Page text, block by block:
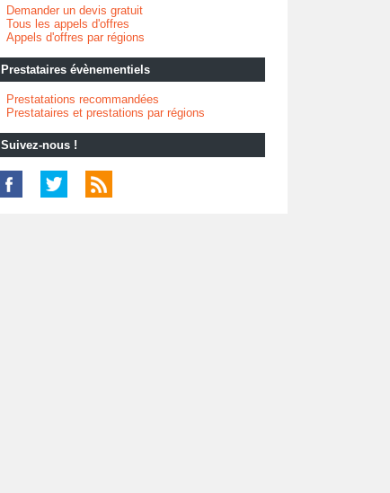
Demander un devis gratuit
Tous les appels d'offres
Appels d'offres par régions
Prestataires évènementiels
Prestatations recommandées
Prestataires et prestations par régions
Suivez-nous !